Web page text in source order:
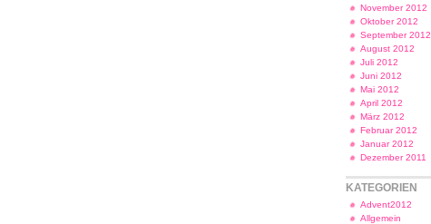
November 2012
Oktober 2012
September 2012
August 2012
Juli 2012
Juni 2012
Mai 2012
April 2012
März 2012
Februar 2012
Januar 2012
Dezember 2011
KATEGORIEN
Advent2012
Allgemein